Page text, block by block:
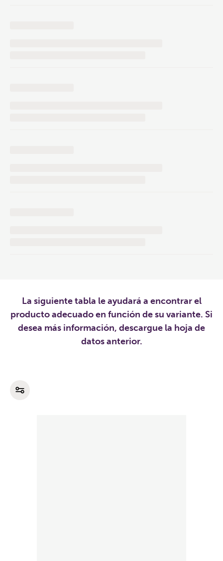
La siguiente tabla le ayudará a encontrar el
producto adecuado en función de su variante. Si
desea más información, descargue la hoja de
datos anterior.